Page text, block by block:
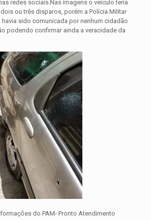
redes sociais.Nas imagens o veículo teria
ou três disparos, porém a Polícia Militar
sido comunicada por nenhum cidadão
podendo confirmar ainda a veracidade da
do PAM- Pronto Atendimento